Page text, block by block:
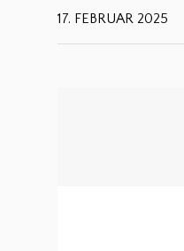
17. FEBRUAR 2025